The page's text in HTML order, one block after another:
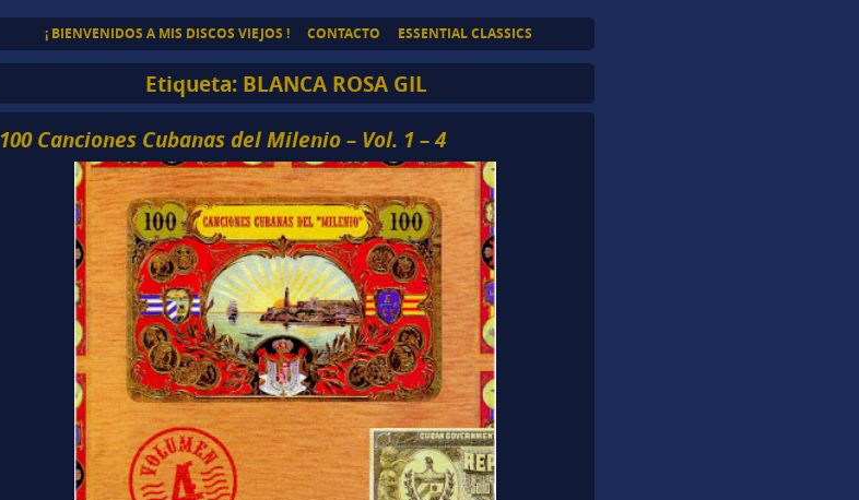
¡ BIENVENIDOS A MIS DISCOS VIEJOS ! CONTACTO ESSENTIAL CLASSICS
Etiqueta: BLANCA ROSA GIL
100 Canciones Cubanas del Milenio – Vol. 1 – 4